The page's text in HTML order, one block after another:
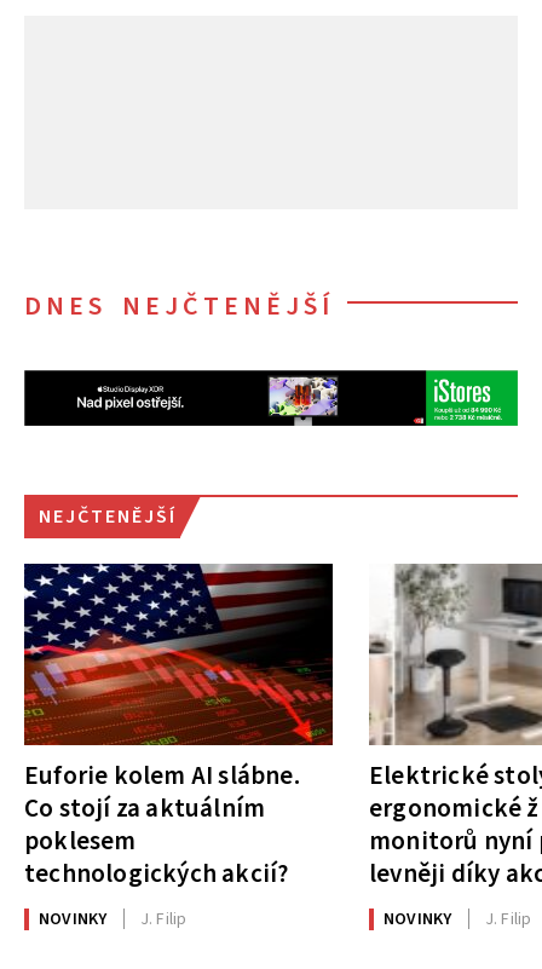
DNES NEJČTENĚJŠÍ
NEJČTENĚJŠÍ
Euforie kolem AI slábne.
Co stojí za aktuálním
poklesem
technologických akcií?
NOVINKY J. Filip
Elektrické
ergonomické
monitorů
levněji díky
NOVINKY J. Filip